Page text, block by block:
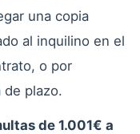
una copia
al inquilino en el
o por
plazo.
de 1.001€ a